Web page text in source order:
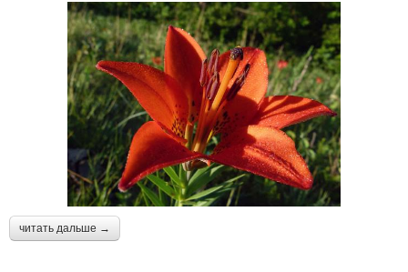
читать дальше →